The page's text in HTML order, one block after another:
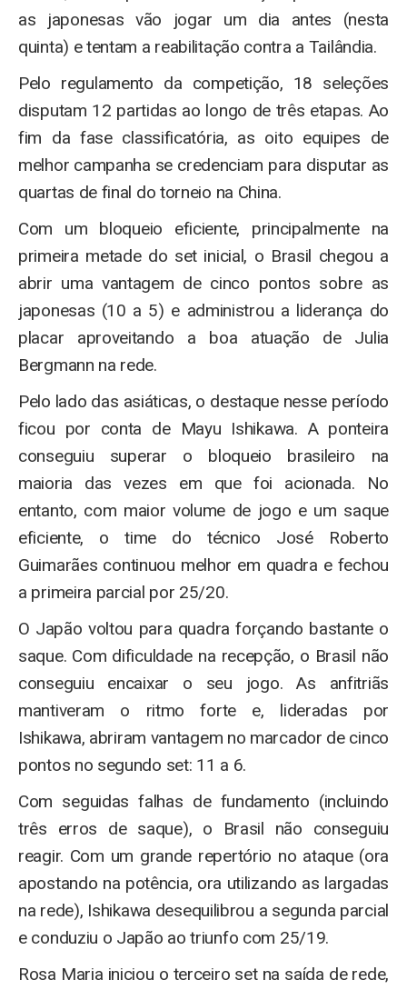
as japonesas vão jogar um dia antes (nesta
quinta) e tentam a reabilitação contra a Tailândia.
Pelo regulamento da competição, 18 seleções
disputam 12 partidas ao longo de três etapas. Ao
fim da fase classificatória, as oito equipes de
melhor campanha se credenciam para disputar as
quartas de final do torneio na China.
Com um bloqueio eficiente, principalmente na
primeira metade do set inicial, o Brasil chegou a
abrir uma vantagem de cinco pontos sobre as
japonesas (10 a 5) e administrou a liderança do
placar aproveitando a boa atuação de Julia
Bergmann na rede.
Pelo lado das asiáticas, o destaque nesse período
ficou por conta de Mayu Ishikawa. A ponteira
conseguiu superar o bloqueio brasileiro na
maioria das vezes em que foi acionada. No
entanto, com maior volume de jogo e um saque
eficiente, o time do técnico José Roberto
Guimarães continuou melhor em quadra e fechou
a primeira parcial por 25/20.
O Japão voltou para quadra forçando bastante o
saque. Com dificuldade na recepção, o Brasil não
conseguiu encaixar o seu jogo. As anfitriãs
mantiveram o ritmo forte e, lideradas por
Ishikawa, abriram vantagem no marcador de cinco
pontos no segundo set: 11 a 6.
Com seguidas falhas de fundamento (incluindo
três erros de saque), o Brasil não conseguiu
reagir. Com um grande repertório no ataque (ora
apostando na potência, ora utilizando as largadas
na rede), Ishikawa desequilibrou a segunda parcial
e conduziu o Japão ao triunfo com 25/19.
Rosa Maria iniciou o terceiro set na saída de rede,